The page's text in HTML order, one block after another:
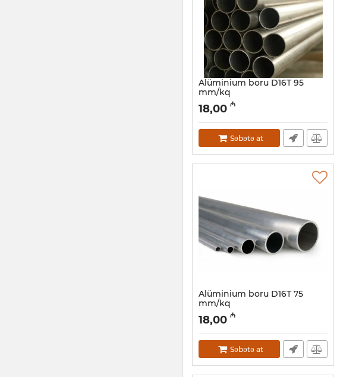
Alüminium boru D16Т 95
mm/kq
Artikul: 030001064
18,00 ₼
Səbətə at
Alüminium boru D16Т 75
mm/kq
Artikul: 030001060
18,00 ₼
Səbətə at